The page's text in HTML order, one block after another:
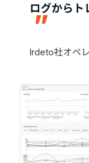
ログからト
Irdeto社オペ